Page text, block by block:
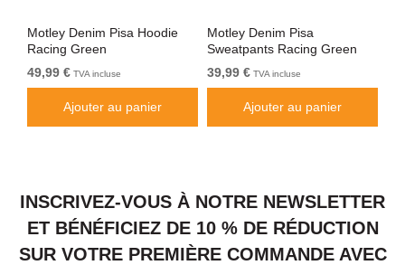
Motley Denim Pisa Hoodie
Racing Green
49,99 € TVA incluse
Ajouter au panier
Motley Denim Pisa
Sweatpants Racing Green
39,99 € TVA incluse
Ajouter au panier
INSCRIVEZ-VOUS À NOTRE NEWSLETTER
ET BÉNÉFICIEZ DE 10 % DE RÉDUCTION
SUR VOTRE PREMIÈRE COMMANDE AVEC